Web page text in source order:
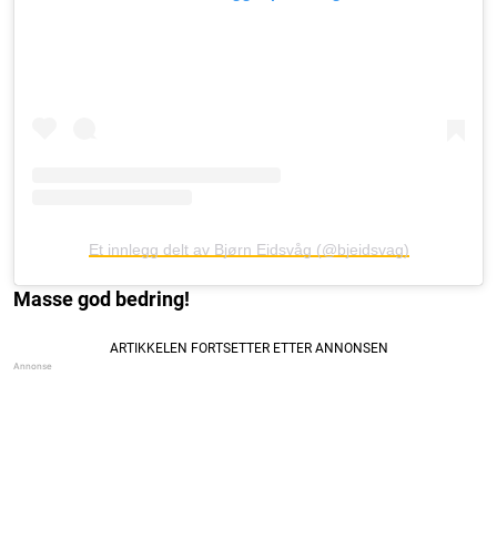
Et innlegg delt av Bjørn Eidsvåg (@bjeidsvag)
Masse god bedring!